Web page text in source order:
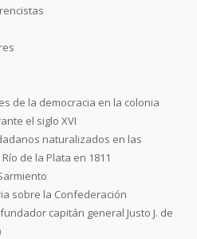
de la democracia en la colonia
el siglo XVI
naturalizados en las
de la Plata en 1811
sobre la Confederación
capitán general Justo J. de